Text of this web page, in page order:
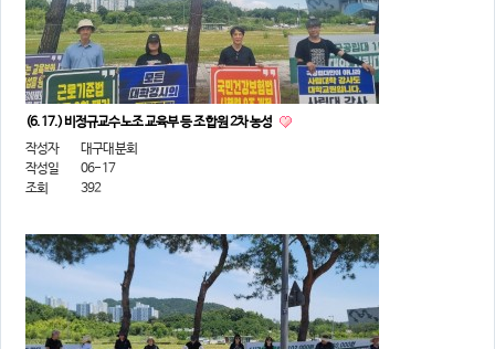
(6.17.) 비정규교수노조 교육부 등 조합원 2차 농성
작성자
대구대분회
작성일
06-17
조회
392